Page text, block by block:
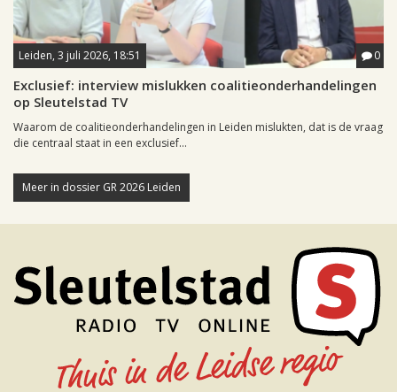
Leiden, 3 juli 2026, 18:51 0
Exclusief: interview mislukken coalitieonderhandelingen
op Sleutelstad TV
Waarom de coalitieonderhandelingen in Leiden mislukten, dat is de vraag
die centraal staat in een exclusief...
Meer in dossier GR 2026 Leiden